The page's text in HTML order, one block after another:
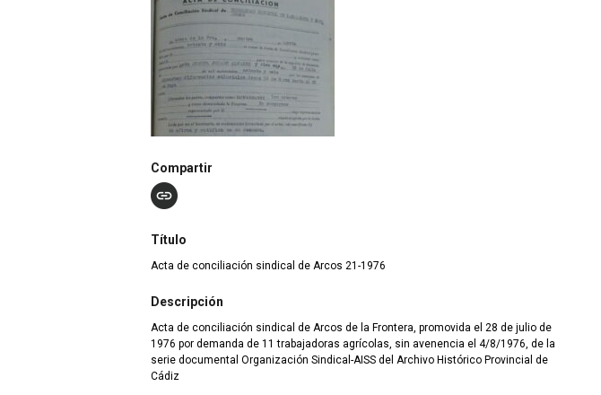
Compartir
Título
Acta de conciliación sindical de Arcos 21-1976
Descripción
Acta de conciliación sindical de Arcos de la Frontera, promovida el 28 de julio de
1976 por demanda de 11 trabajadoras agrícolas, sin avenencia el 4/8/1976, de la
serie documental Organización Sindical-AISS del Archivo Histórico Provincial de
Cádiz